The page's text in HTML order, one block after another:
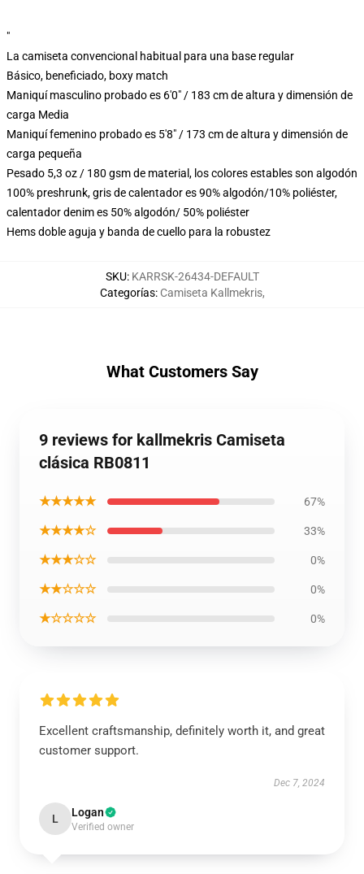
"
La camiseta convencional habitual para una base regular
Básico, beneficiado, boxy match
Maniquí masculino probado es 6'0" / 183 cm de altura y dimensión de
carga Media
Maniquí femenino probado es 5'8" / 173 cm de altura y dimensión de
carga pequeña
Pesado 5,3 oz / 180 gsm de material, los colores estables son algodón
100% preshrunk, gris de calentador es 90% algodón/10% poliéster,
calentador denim es 50% algodón/ 50% poliéster
Hems doble aguja y banda de cuello para la robustez
SKU: KARRSK-26434-DEFAULT
Categorías: Camiseta Kallmekris,
What Customers Say
9 reviews for kallmekris Camiseta
clásica RB0811
★★★★★ 67%
★★★★☆ 33%
★★★☆☆ 0%
★★☆☆☆ 0%
★☆☆☆☆ 0%
Excellent craftsmanship, definitely worth it, and great
customer support.
Dec 7, 2024
L Logan
Verified owner